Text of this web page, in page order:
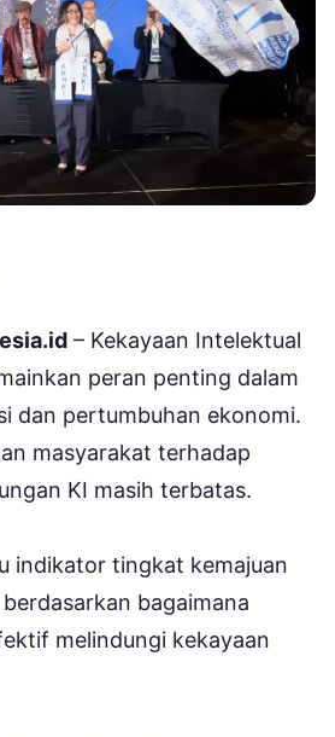
– Kekayaan Intelektual
peran penting dalam
dan pertumbuhan ekonomi.
masyarakat terhadap
KI masih terbatas.
indikator tingkat kemajuan
bagaimana
melindungi kekayaan